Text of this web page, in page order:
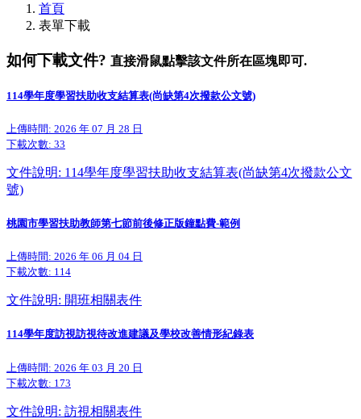
首頁
表單下載
如何下載文件? 直接滑鼠點擊該文件所在區塊即可.
114學年度學習扶助收支結算表(尚缺第4次撥款公文號)
上傳時間: 2026 年 07 月 28 日
下載次數: 33
文件說明: 114學年度學習扶助收支結算表(尚缺第4次撥款公文
號)
桃園市學習扶助教師第七節前後修正版鐘點費-範例
上傳時間: 2026 年 06 月 04 日
下載次數: 114
文件說明: 開班相關表件
114學年度訪視訪視待改進建議及學校改善情形紀錄表
上傳時間: 2026 年 03 月 20 日
下載次數: 173
文件說明: 訪視相關表件